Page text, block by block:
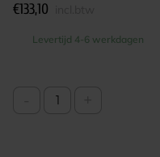
€133,10
Levertijd 4-6 werkdagen